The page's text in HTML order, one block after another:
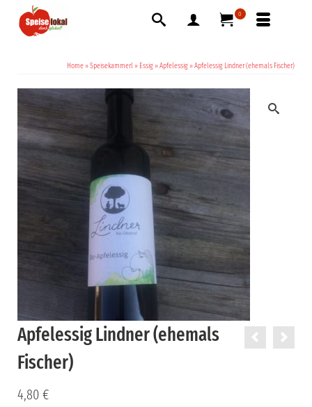
0
Home »Speisekammerl » Essig »Apfelessig »Apfelessig Lindner (ehemals Fischer)
Apfelessig Lindner (ehemals
Fischer)
4,80 €